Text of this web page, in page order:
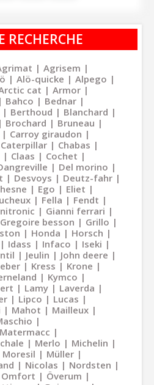
RECHERCHE
Agrisem
Alö-quicke
Alpego
cat
Armor
Bahco
Bednar
Berthoud
Blanchard
Brochard
Bruneau
Carroy giraudon
Caterpillar
Chabas
Claas
Cochet
Del morino
Desvoys
Deutz-fahr
Ego
Eliet
Fella
Fendt
Gianni ferrari
Gregoire besson
Grillo
Honda
Horsch
Idass Infaco
Iseki
Jeulin
John deere
Kress
Krone
Kymco
Lamy
Laverda
Lipco
Lucas
Mahot
Mailleux
Matermacc
Merlo
Michelin
Moresil
Müller
Nicolas
Nordsten
Omfort
Överum